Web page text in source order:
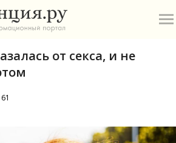
О
от секса, и не